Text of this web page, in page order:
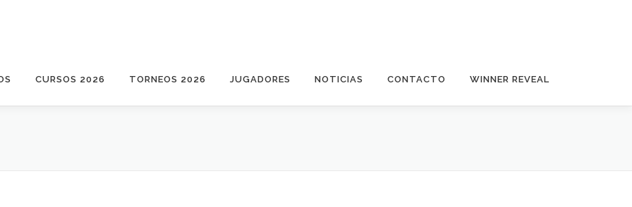
CURSOS 2026 TORNEOS 2026 JUGADORES NOTICIAS CONTACTO WINNER REVEAL